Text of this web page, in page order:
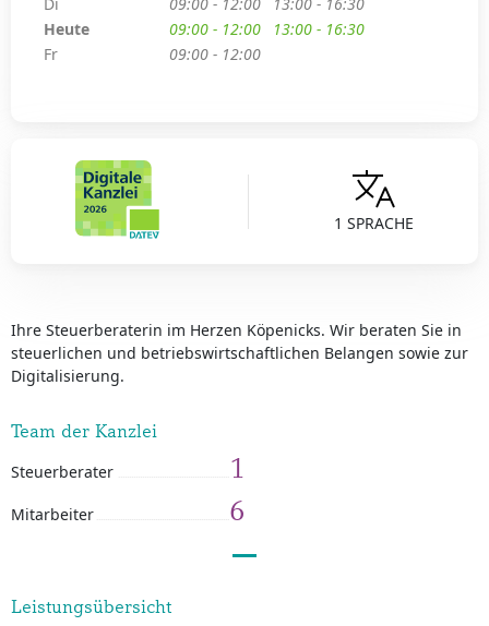
1 SPRACHE
Ihre Steuerberaterin im Herzen Köpenicks. Wir beraten Sie in
steuerlichen und betriebswirtschaftlichen Belangen sowie zur
Digitalisierung.
Team der Kanzlei
Steuerberater 1
Mitarbeiter 6
Leistungsübersicht
Heute
09:00 - 12:00
13:00 - 16:30
Fr
09:00 - 12:00